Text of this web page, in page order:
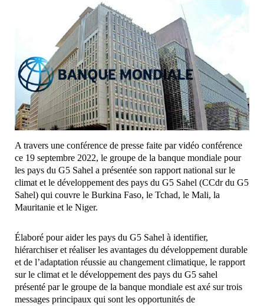
A travers une conférence de presse faite par vidéo conférence
ce 19 septembre 2022, le groupe de la banque mondiale pour
les pays du G5 Sahel a présentée son rapport national sur le
climat et le développement des pays du G5 Sahel (CCdr du G5
Sahel) qui couvre le Burkina Faso, le Tchad, le Mali, la
Mauritanie et le Niger.
Élaboré pour aider les pays du G5 Sahel à identifier,
hiérarchiser et réaliser les avantages du développement durable
et de l’adaptation réussie au changement climatique, le rapport
sur le climat et le développement des pays du G5 sahel
présenté par le groupe de la banque mondiale est axé sur trois
messages principaux qui sont les opportunités de